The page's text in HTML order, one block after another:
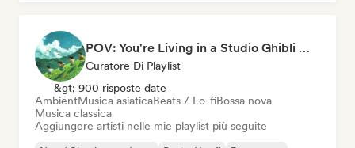
POV: You're Living in a Studio Ghibli Movie 🌱 Neo-Classical Piano & Dream Pop
Curatore Di Playlist
&gt; 900 risposte date
AmbientMusica asiaticaBeats / Lo-fiBossa nova
Musica classica
Aggiungere artisti nelle mie playlist più seguite